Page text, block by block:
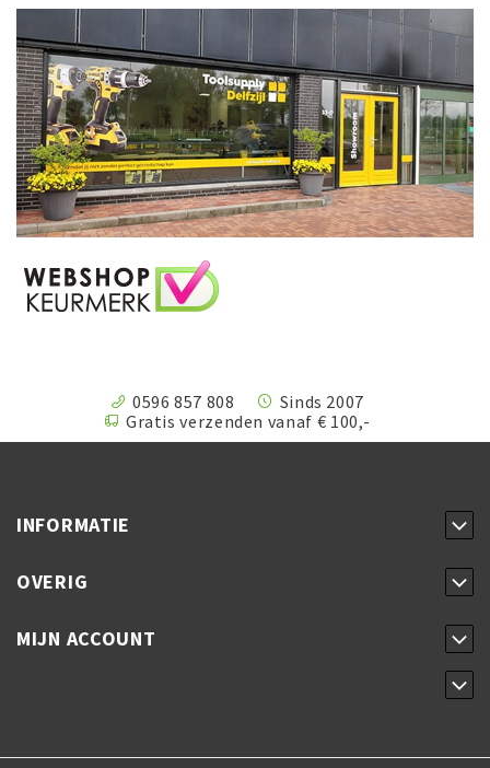
0596 857 808
Sinds 2007
Gratis verzenden vanaf € 100,-
INFORMATIE
OVERIG
MIJN ACCOUNT